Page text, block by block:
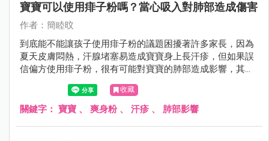
寶寶可以使用痱子粉嗎？當心吸入對肺部造成傷害
作者：簡睦旼
到底能不能讓孩子使用痱子粉的議題困擾著許多家長，因為
夏天皮膚悶熱，汗腺堵塞易造成寶寶身上長汗疹，但如果誤
信偏方使用痱子粉，很有可能對寶寶的肺部造成影響，其實
只要穿著純棉、寬鬆、透氣衣物，讓皮膚保持乾爽，就能降
低長痱子的機率。
收藏
關鍵字： 寶寶 、 爽身粉、 汗疹 、 肺部影響